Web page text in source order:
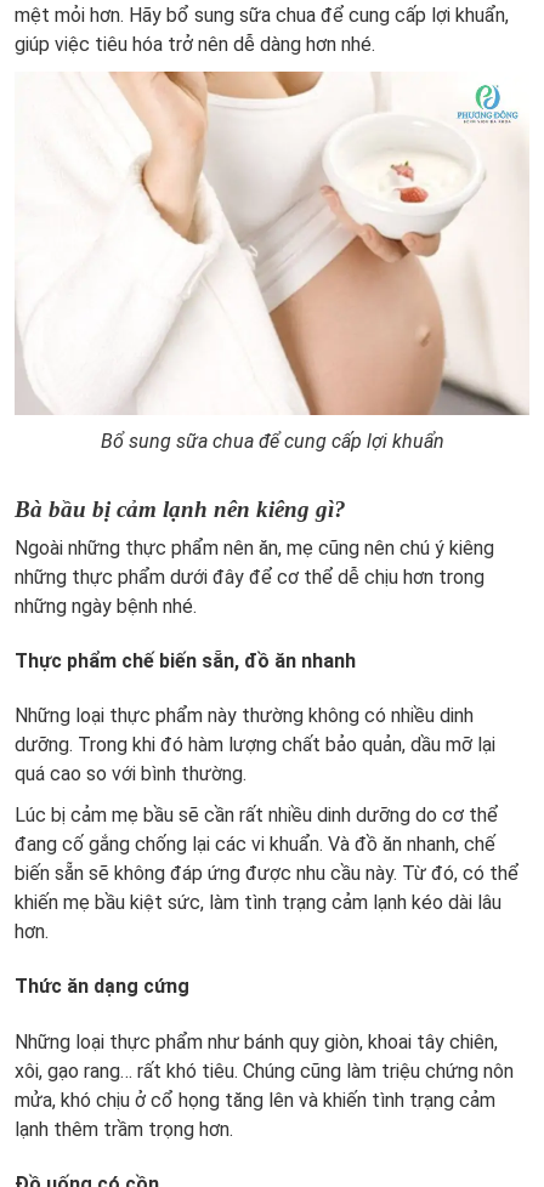
mệt mỏi hơn. Hãy bổ sung sữa chua để cung cấp lợi khuẩn,
giúp việc tiêu hóa trở nên dễ dàng hơn nhé.
Bổ sung sữa chua để cung cấp lợi khuẩn
Bà bầu bị cảm lạnh nên kiêng gì?
Ngoài những thực phẩm nên ăn, mẹ cũng nên chú ý kiêng
những thực phẩm dưới đây để cơ thể dễ chịu hơn trong
những ngày bệnh nhé.
Thực phẩm chế biến sẵn, đồ ăn nhanh
Những loại thực phẩm này thường không có nhiều dinh
dưỡng. Trong khi đó hàm lượng chất bảo quản, dầu mỡ lại
quá cao so với bình thường.
Lúc bị cảm mẹ bầu sẽ cần rất nhiều dinh dưỡng do cơ thể
đang cố gắng chống lại các vi khuẩn. Và đồ ăn nhanh, chế
biến sẵn sẽ không đáp ứng được nhu cầu này. Từ đó, có thể
khiến mẹ bầu kiệt sức, làm tình trạng cảm lạnh kéo dài lâu
hơn.
Thức ăn dạng cứng
Những loại thực phẩm như bánh quy giòn, khoai tây chiên,
xôi, gạo rang… rất khó tiêu. Chúng cũng làm triệu chứng nôn
mửa, khó chịu ở cổ họng tăng lên và khiến tình trạng cảm
lạnh thêm trầm trọng hơn.